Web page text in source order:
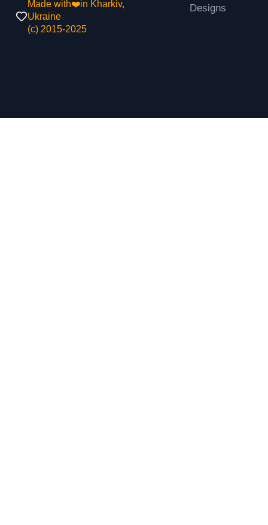
Made with❤️in Kharkiv,
Ukraine
(с) 2015-2025
Designs